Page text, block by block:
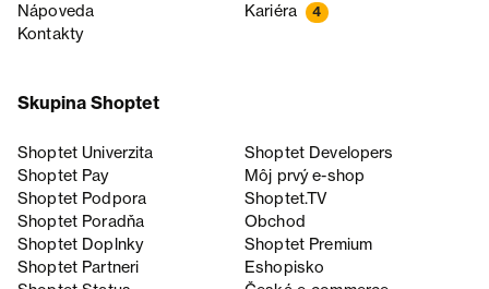
Nápoveda
Kariéra 4
Kontakty
Skupina Shoptet
Shoptet Univerzita
Shoptet Developers
Shoptet Pay
Môj prvý e-shop
Shoptet Podpora
Shoptet.TV
Shoptet Poradňa
Obchod
Shoptet Doplnky
Shoptet Premium
Shoptet Partneri
Eshopisko